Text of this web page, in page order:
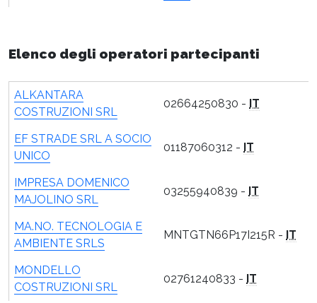
Elenco degli operatori partecipanti
ALKANTARA
COSTRUZIONI SRL
02664250830 - IT
EF STRADE SRL A SOCIO
UNICO
01187060312 - IT
IMPRESA DOMENICO
MAJOLINO SRL
03255940839 - IT
MA.NO. TECNOLOGIA E
AMBIENTE SRLS
MNTGTN66P17I215R - IT
MONDELLO
COSTRUZIONI SRL
02761240833 - IT